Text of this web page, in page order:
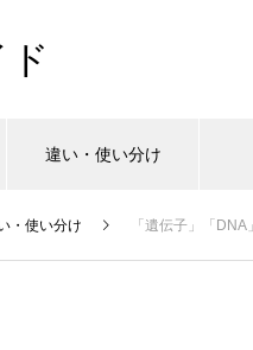
違い・使い分け
・使い分け 「遺伝子」「